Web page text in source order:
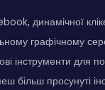
динамічної
графічному
інструменти для
більш просунуті